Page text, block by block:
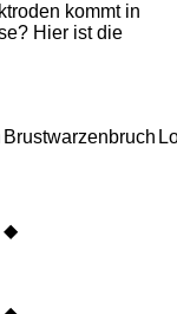
kommt in
Hier ist die
Brustwarzenbruch
◆